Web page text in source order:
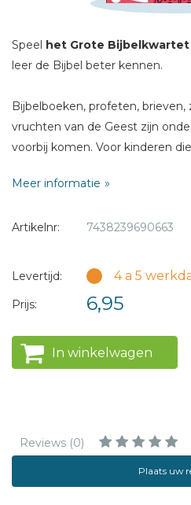
Speel het Grote Bijbelkwartet
leer de Bijbel beter kennen.
Bijbelboeken, profeten, brieven,
vruchten van de Geest zijn
voorbij komen. Voor kinderen
Meer informatie
Artikelnr: 7438239690663
Levertijd: 4 a 5
Prijs: 6,95
In winkelwagen
Reviews (0)
Plaats uw
* = verplicht